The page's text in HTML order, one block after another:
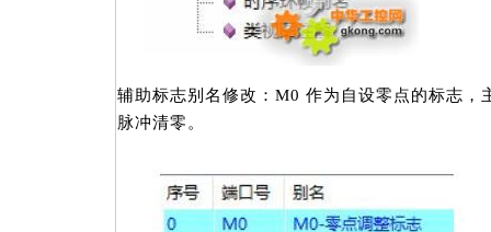
辅助标志别名修改：M0 作为自设零点的标志，
脉冲清零。